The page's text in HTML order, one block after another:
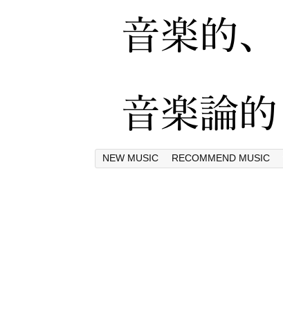
NEW MUSIC RECOMMEND MUSIC